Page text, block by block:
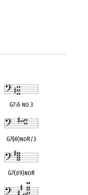
G7♭5 no 3
G7(♭9)noR/3
G7(♯9)noR